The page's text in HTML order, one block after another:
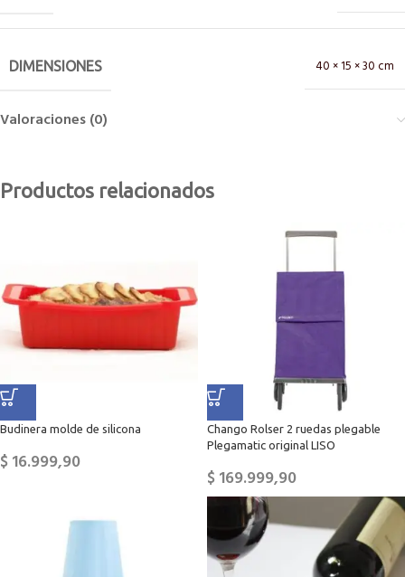
DIMENSIONES 40 × 15 × 30 cm
Valoraciones (0)
Productos relacionados
Budinera molde de silicona
$16.999,90
Chango Rolser 2 ruedas plegable
Plegamatic original LISO
$169.999,90